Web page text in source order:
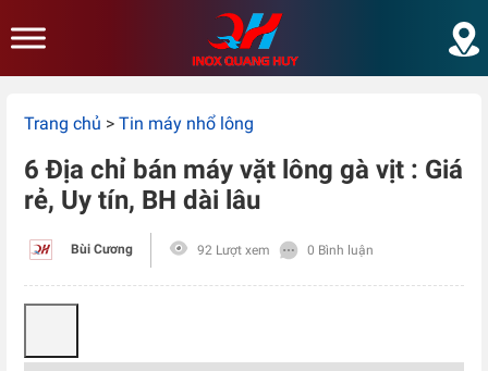
Trang chủ > Tin máy nhổ lông
6 Địa chỉ bán máy vặt lông gà vịt : Giá
rẻ, Uy tín, BH dài lâu
Bùi Cương 92 Lượt xem 0 Bình luận